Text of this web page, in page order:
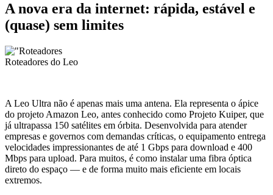
A nova era da internet: rápida, estável e
(quase) sem limites
Roteadores do Leo
A Leo Ultra não é apenas mais uma antena. Ela representa o ápice
do projeto Amazon Leo, antes conhecido como Projeto Kuiper, que
já ultrapassa 150 satélites em órbita. Desenvolvida para atender
empresas e governos com demandas críticas, o equipamento entrega
velocidades impressionantes de até 1 Gbps para download e 400
Mbps para upload. Para muitos, é como instalar uma fibra óptica
direto do espaço — e de forma muito mais eficiente em locais
extremos.